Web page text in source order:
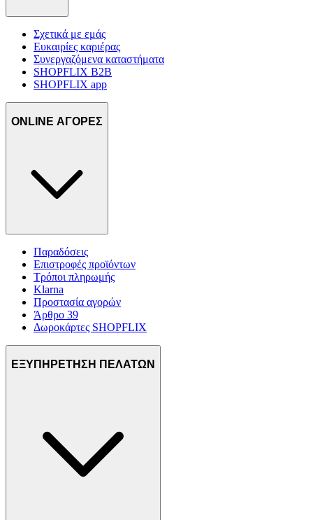
Σχετικά με εμάς
Ευκαιρίες καριέρας
Συνεργαζόμενα καταστήματα
SHOPFLIX B2B
SHOPFLIX app
ONLINE ΑΓΟΡΕΣ
Παραδόσεις
Επιστροφές προϊόντων
Τρόποι πληρωμής
Klarna
Προστασία αγορών
Άρθρο 39
Δωροκάρτες SHOPFLIX
ΕΞΥΠΗΡΕΤΗΣΗ ΠΕΛΑΤΩΝ